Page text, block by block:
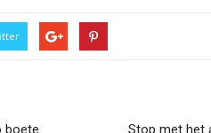
boete
Stop met het